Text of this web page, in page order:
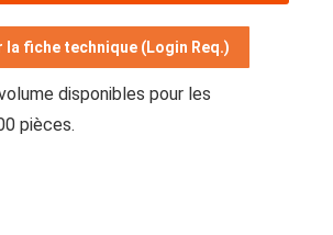
la fiche technique (Login Req.)
disponibles pour les
pièces.